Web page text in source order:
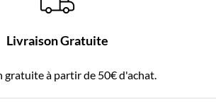
Livraison Gratuite
gratuite à partir de 50€ d'achat.